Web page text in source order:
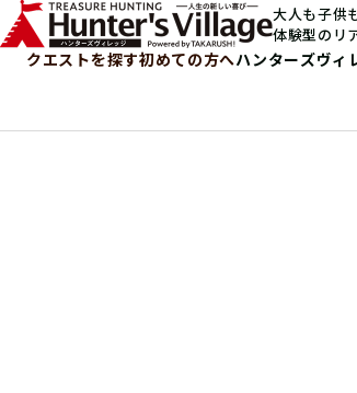
大人も子供
体験型のリ
クエストを探す初めての方へハンターズヴィ